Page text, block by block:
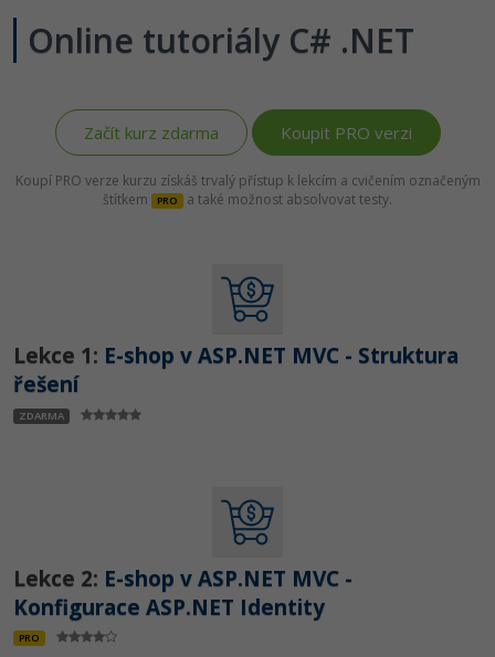
Online tutoriály C# .NET
Začít kurz zdarma Koupit PRO verzi
Koupí PRO verze kurzu získáš trvalý přístup k lekcím a cvičením označeným
štítkem
PRO a také možnost absolvovat testy.
Lekce 1: E-shop v ASP.NET MVC - Struktura
řešení
ZDARMA
Lekce 2: E-shop v ASP.NET MVC -
Konfigurace ASP.NET Identity
PRO